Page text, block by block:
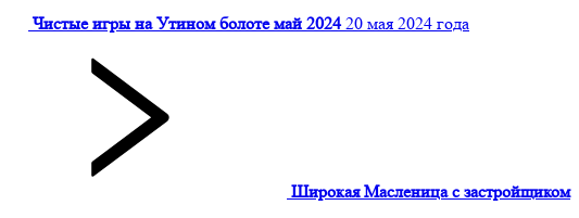
Чистые игры на Утином болоте май 2024 20 мая 2024 года
Широкая Масленица с застройщиком